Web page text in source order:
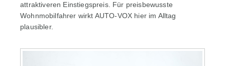
attraktiveren Einstiegspreis. Für preisbewusste
Wohnmobilfahrer wirkt AUTO-VOX hier im Alltag
plausibler.